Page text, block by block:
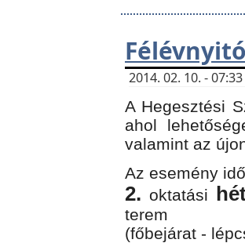
2014. 02. 10. -
A Hegesztési
ahol
valamint az
Az esemény
2. oktatási
terem
(főbejárat -